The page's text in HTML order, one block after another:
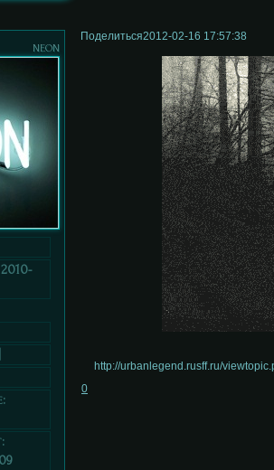
Поделиться2012-02-16 17:57:38
neon
http://urbanlegend.rusff.ru/
0